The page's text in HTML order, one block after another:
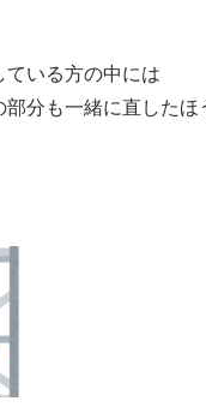
ている方の中には
分も一緒に直したほ